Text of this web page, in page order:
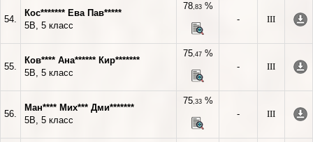
54.
Кос******* Ева Пав*****
5В, 5 класс
78,83%
-
III
55.
Ков**** Ана****** Кир*******
5В, 5 класс
75,47%
-
III
56.
Ман**** Мих*** Дми*******
5В, 5 класс
75,33%
-
III